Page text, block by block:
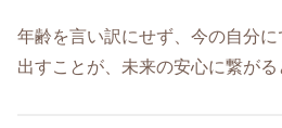
年齢を言い訳にせず、今の自分
出すことが、未来の安心に繋がる